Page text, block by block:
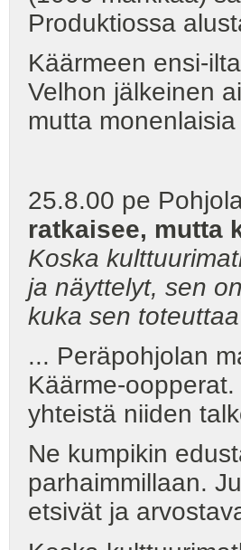
Produktiossa
Käärmeen ensi-
Velhon jälkeinen
mutta
25.8.00 pe
ratkaisee, mutta
Koska
ja näyttelyt, sen
kuka sen
... Peräpohjolan
Käärme-
yhteistä niiden
Ne kumpikin
parhaimmillaan.
etsivät ja